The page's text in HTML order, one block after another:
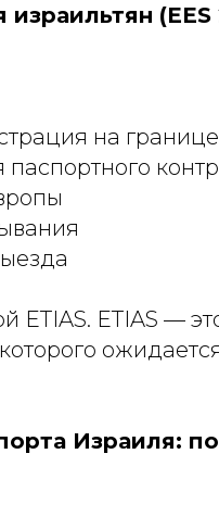
(EES
на границе
ETIAS. ETIAS —
Израиля: